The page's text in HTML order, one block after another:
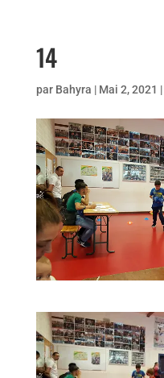
14
par Bahyra | Mai 2, 2021 |